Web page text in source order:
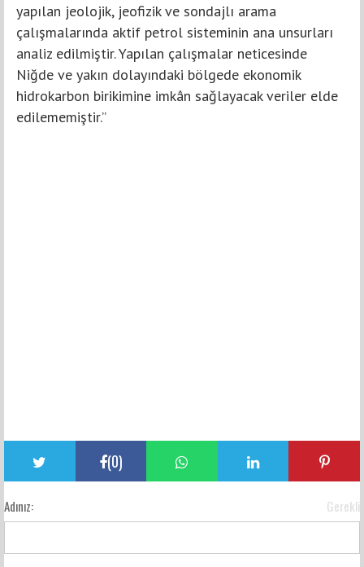
yapılan jeolojik, jeofizik ve sondajlı arama
çalışmalarında aktif petrol sisteminin ana unsurları
analiz edilmiştir. Yapılan çalışmalar neticesinde
Niğde ve yakın dolayındaki bölgede ekonomik
hidrokarbon birikimine imkân sağlayacak veriler elde
edilememiştir.”
(0)
Adınız: Gerekli